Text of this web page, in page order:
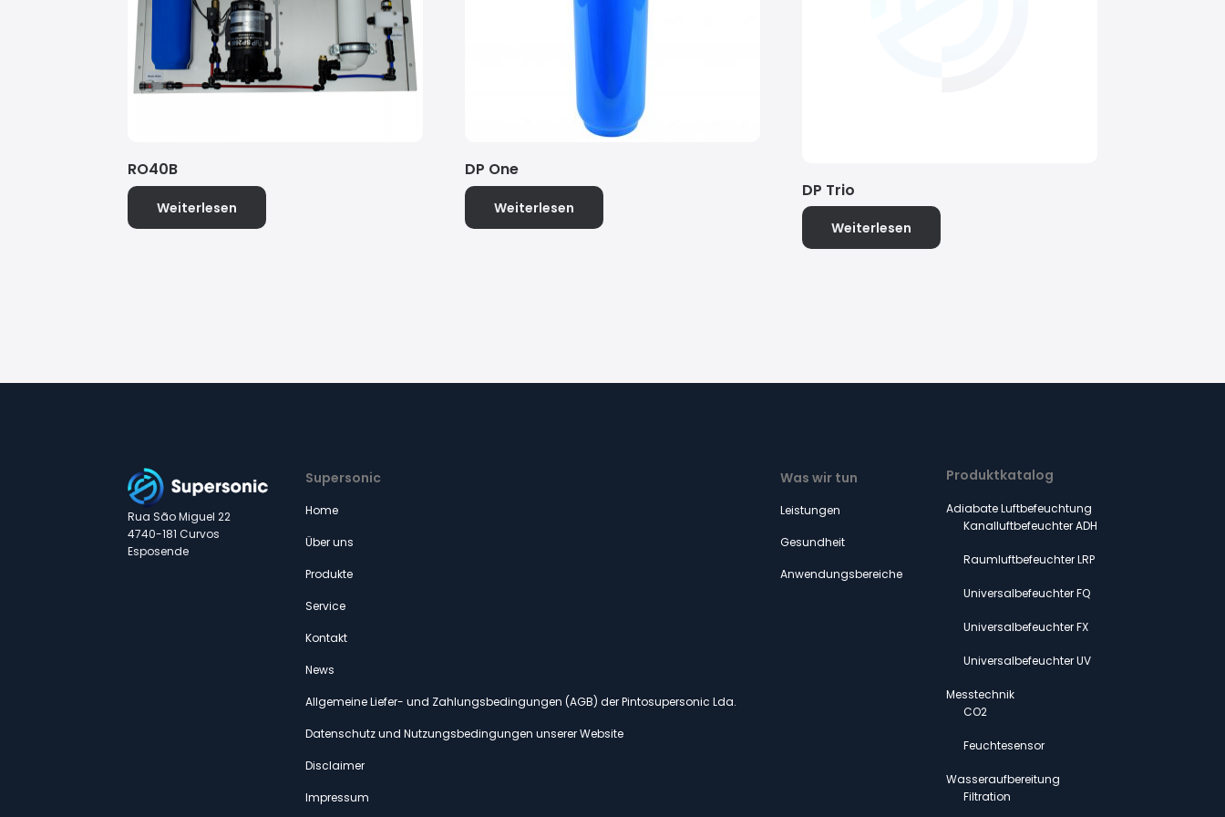
RO40B
Weiterlesen
DP One
Weiterlesen
DP Trio
Weiterlesen
Rua São Miguel 22
4740-181 Curvos
Esposende
Supersonic
Home
Über uns
Produkte
Service
Kontakt
News
Allgemeine Liefer- und Zahlungsbedingungen (AGB) der Pintosupersonic Lda.
Datenschutz und Nutzungsbedingungen unserer Website
Disclaimer
Impressum
Was wir tun
Leistungen
Gesundheit
Anwendungsbereiche
Produktkatalog
Adiabate Luftbefeuchtung
Kanalluftbefeuchter ADH
Raumluftbefeuchter LRP
Universalbefeuchter FQ
Universalbefeuchter FX
Universalbefeuchter UV
Messtechnik
CO2
Feuchtesensor
Wasseraufbereitung
Filtration